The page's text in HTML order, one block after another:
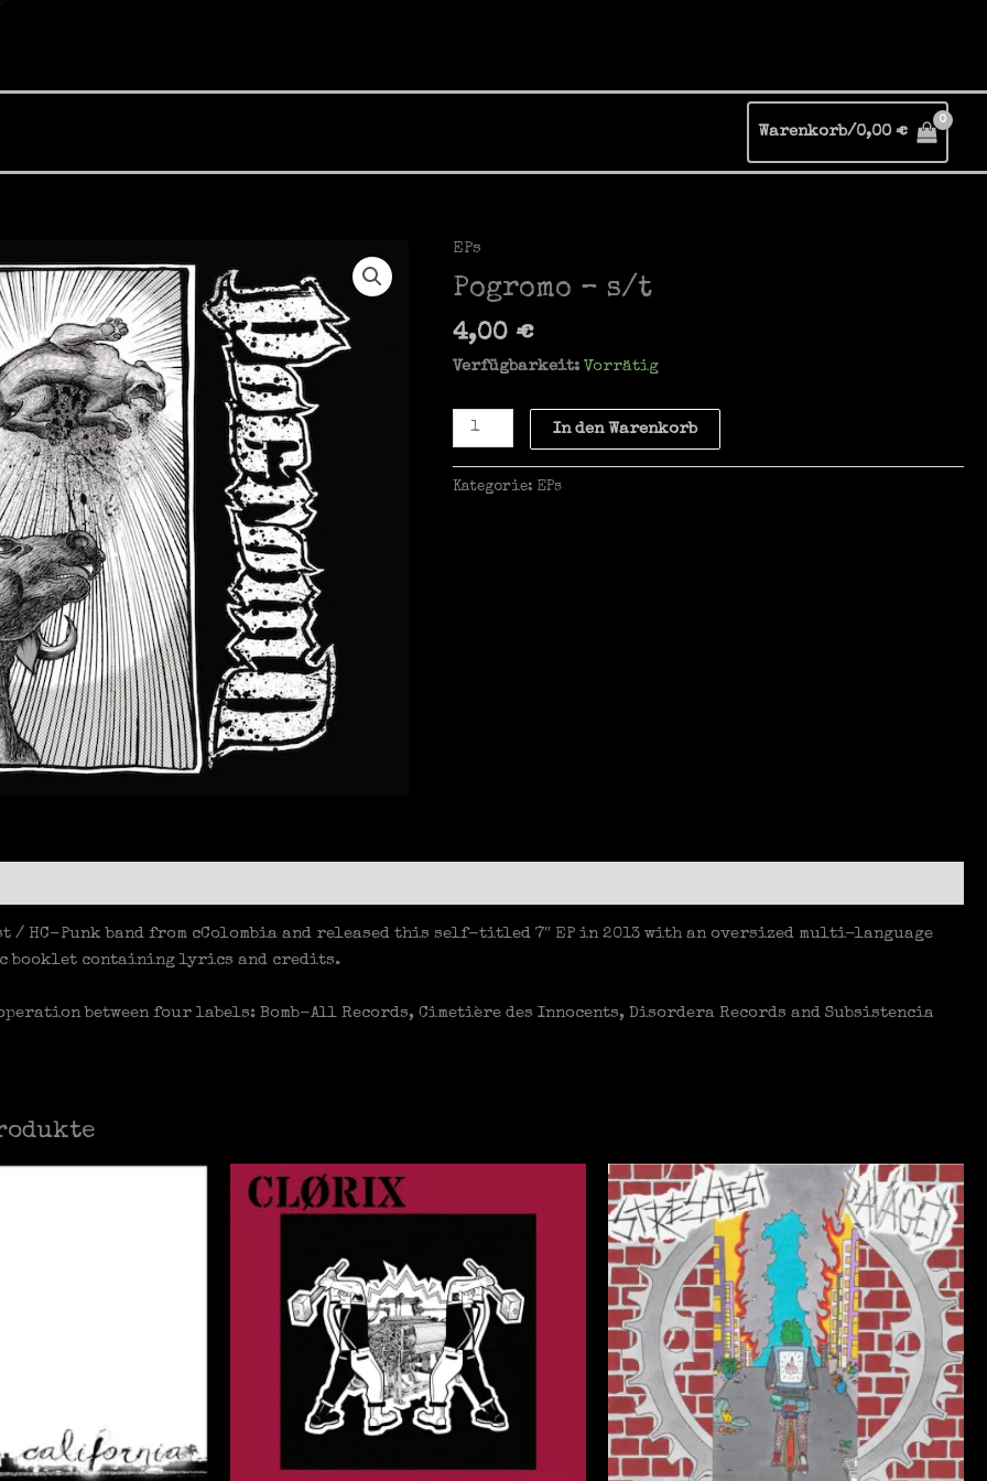
Warenkorb/0,00 €
EPs
Pogromo – s/t
4,00 €
Verfügbarkeit: Vorrätig
Pogromo
-
In den Warenkorb
Kategorie:EPs
/ HC-Punk band from cColombia and released this self-titled 7″ EP in 2013 with an oversized multi-language
booklet containing lyrics and credits.
between four labels: Bomb-All Records, Cimetière des Innocents, Disordera Records and Subsistencia